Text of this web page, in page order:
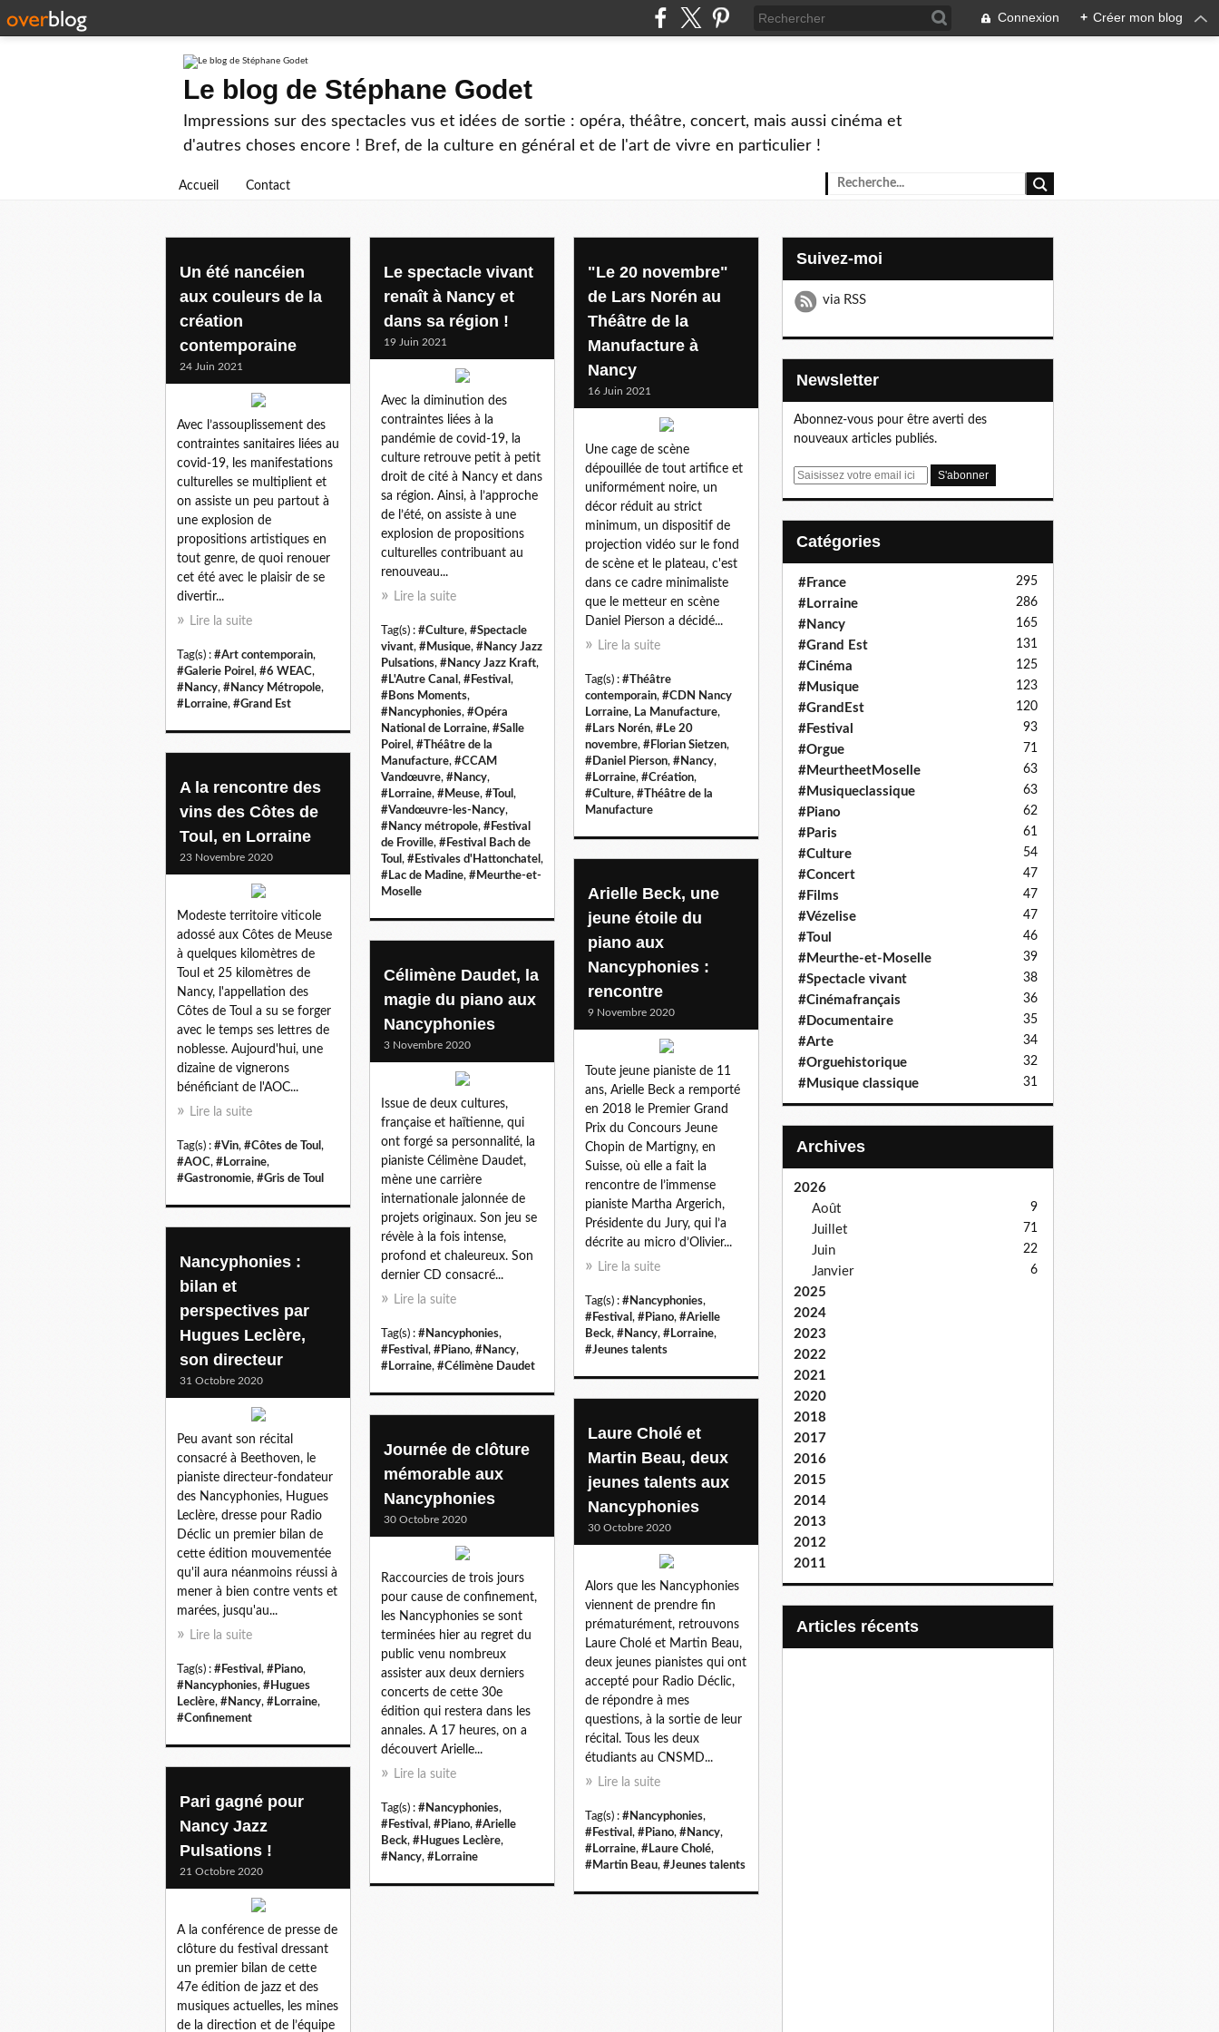
Connexion + Créer mon blog
Le blog de Stéphane Godet
Impressions sur des spectacles vus et idées de sortie : opéra, théâtre, concert, mais aussi cinéma et
d'autres choses encore ! Bref, de la culture en général et de l'art de vivre en particulier !
Accueil Contact
lorraine
Un été nancéien
aux couleurs de la
création
contemporaine
24 Juin 2021
Avec l’assouplissement des
contraintes sanitaires liées au
covid-19, les manifestations
culturelles se multiplient et
on assiste un peu partout à
une explosion de
propositions artistiques en
tout genre, de quoi renouer
cet été avec le plaisir de se
divertir...
Lire la suite
Tag(s) : #Art contemporain,
#Galerie Poirel , #6 WEAC,
#Nancy, #Nancy Métropole,
#Lorraine, #Grand Est
Le spectacle vivant
renaît à Nancy et
dans sa région !
19 Juin 2021
Avec la diminution des
contraintes liées à la
pandémie de covid-19, la
culture retrouve petit à petit
droit de cité à Nancy et dans
sa région. Ainsi, à l’approche
de l’été, on assiste à une
explosion de propositions
culturelles contribuant au
renouveau...
Lire la suite
Tag(s) : #Culture, #Spectacle
vivant, #Musique, #Nancy Jazz
Pulsations, #Nancy Jazz Kraft,
#L'Autre Canal , #Festival ,
#Bons Moments,
#Nancyphonies, #Opéra
National de Lorraine, #Salle
Poirel , #Théâtre de la
Manufacture, #CCAM
Vandœuvre, #Nancy,
#Lorraine, #Meuse, #Toul ,
#Vandœuvre-les-Nancy,
#Nancy métropole, #Festival
de Froville, #Festival Bach de
Toul , #Estivales d'Hattonchatel ,
#Lac de Madine, #Meurthe-et-
Moselle
"Le 20 novembre"
de Lars Norén au
Théâtre de la
Manufacture à
Nancy
16 Juin 2021
Une cage de scène
dépouillée de tout artifice et
uniformément noire, un
décor réduit au strict
minimum, un dispositif de
projection vidéo sur le fond
de scène et le plateau, c'est
dans ce cadre minimaliste
que le metteur en scène
Daniel Pierson a décidé...
Lire la suite
Tag(s) : #Théâtre
contemporain, #CDN Nancy
Lorraine, La Manufacture,
#Lars Norén, #Le 20
novembre, #Florian Sietzen,
#Daniel Pierson, #Nancy,
#Lorraine, #Création,
#Culture, #Théâtre de la
Manufacture
A la rencontre des
vins des Côtes de
Toul, en Lorraine
23 Novembre 2020
Modeste territoire viticole
adossé aux Côtes de Meuse
à quelques kilomètres de
Toul et 25 kilomètres de
Nancy, l'appellation des
Côtes de Toul a su se forger
avec le temps ses lettres de
noblesse. Aujourd'hui, une
dizaine de vignerons
bénéficiant de l'AOC...
Lire la suite
Tag(s) : #Vin, #Côtes de Toul ,
#AOC, #Lorraine,
#Gastronomie, #Gris de Toul
Arielle Beck, une
jeune étoile du
piano aux
Nancyphonies :
rencontre
9 Novembre 2020
Toute jeune pianiste de 11
ans, Arielle Beck a remporté
en 2018 le Premier Grand
Prix du Concours Jeune
Chopin de Martigny, en
Suisse, où elle a fait la
rencontre de l’immense
pianiste Martha Argerich,
Présidente du Jury, qui l’a
décrite au micro d’Olivier...
Lire la suite
Tag(s) : #Nancyphonies,
#Festival , #Piano, #Arielle
Beck, #Nancy, #Lorraine,
#Jeunes talents
Célimène Daudet, la
magie du piano aux
Nancyphonies
3 Novembre 2020
Issue de deux cultures,
française et haïtienne, qui
ont forgé sa personnalité, la
pianiste Célimène Daudet,
mène une carrière
internationale jalonnée de
projets originaux. Son jeu se
révèle à la fois intense,
profond et chaleureux. Son
dernier CD consacré...
Lire la suite
Tag(s) : #Nancyphonies,
#Festival , #Piano, #Nancy,
#Lorraine, #Célimène Daudet
Nancyphonies :
bilan et
perspectives par
Hugues Leclère,
son directeur
31 Octobre 2020
Peu avant son récital
consacré à Beethoven, le
pianiste directeur-fondateur
des Nancyphonies, Hugues
Leclère, dresse pour Radio
Déclic un premier bilan de
cette édition mouvementée
qu'il aura néanmoins réussi à
mener à bien contre vents et
marées, jusqu'au...
Lire la suite
Tag(s) : #Festival , #Piano,
#Nancyphonies, #Hugues
Leclère, #Nancy, #Lorraine,
#Confinement
Laure Cholé et
Martin Beau, deux
jeunes talents aux
Nancyphonies
30 Octobre 2020
Alors que les Nancyphonies
viennent de prendre fin
prématurément, retrouvons
Laure Cholé et Martin Beau,
deux jeunes pianistes qui ont
accepté pour Radio Déclic,
de répondre à mes
questions, à la sortie de leur
récital. Tous les deux
étudiants au CNSMD...
Lire la suite
Tag(s) : #Nancyphonies,
#Festival , #Piano, #Nancy,
#Lorraine, #Laure Cholé,
#Martin Beau, #Jeunes talents
Journée de clôture
mémorable aux
Nancyphonies
30 Octobre 2020
Raccourcies de trois jours
pour cause de confinement,
les Nancyphonies se sont
terminées hier au regret du
public venu nombreux
assister aux deux derniers
concerts de cette 30e
édition qui restera dans les
annales. A 17 heures, on a
découvert Arielle...
Lire la suite
Tag(s) : #Nancyphonies,
#Festival , #Piano, #Arielle
Beck, #Hugues Leclère,
#Nancy, #Lorraine
Pari gagné pour
Nancy Jazz
Pulsations !
21 Octobre 2020
A la conférence de presse de
clôture du festival dressant
un premier bilan de cette
47e édition de jazz et des
musiques actuelles, les mines
de la direction et de l’équipe
Suivez-moi
via RSS
Newsletter
Abonnez-vous pour être averti des
nouveaux articles publiés.
E
Catégories
#France 295
#Lorraine 286
#Nancy 165
#Grand Est 131
#Cinéma 125
#Musique 123
#GrandEst 120
#Festival 93
#Orgue 71
#MeurtheetMoselle 63
#Musiqueclassique 63
#Piano 62
#Paris 61
#Culture 54
#Concert 47
#Films 47
#Vézelise 47
#Toul 46
#Meurthe-et-Moselle 39
#Spectacle vivant 38
#Cinémafrançais 36
#Documentaire 35
#Arte 34
#Orguehistorique 32
#Musique classique 31
Archives
2026
Août
9
Juillet 71
Juin 22
Janvier 6
2025
2024
2023
2022
2021
2020
2018
2017
2016
2015
2014
2013
2012
2011
articles récents